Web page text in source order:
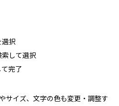
選択
して選択
完了
サイズ、文字の色も変更・調整す